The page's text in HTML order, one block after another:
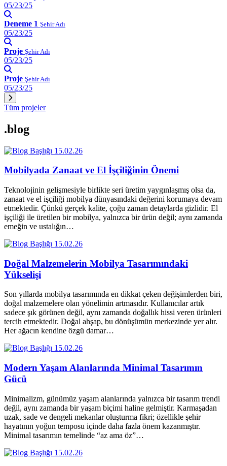
05/23/25
Deneme 1 Şehir Adı
05/23/25
Proje Şehir Adı
05/23/25
Proje Şehir Adı
05/23/25
Tüm projeler
.blog
15.02.26
Mobilyada Zanaat ve El İşçiliğinin Önemi
Teknolojinin gelişmesiyle birlikte seri üretim yaygınlaşmış olsa da,
zanaat ve el işçiliği mobilya dünyasındaki değerini korumaya devam
etmektedir. Çünkü gerçek kalite, çoğu zaman detaylarda gizlidir. El
işçiliği ile üretilen bir mobilya, yalnızca bir ürün değil; aynı zamanda
emeğin ve ustalığın…
15.02.26
Doğal Malzemelerin Mobilya Tasarımındaki
Yükselişi
Son yıllarda mobilya tasarımında en dikkat çeken değişimlerden biri,
doğal malzemelere olan yönelimin artmasıdır. Kullanıcılar artık
sadece şık görünen değil, aynı zamanda doğallık hissi veren ürünleri
tercih etmektedir. Doğal ahşap, bu dönüşümün merkezinde yer alır.
Her ağacın kendine özgü damar…
15.02.26
Modern Yaşam Alanlarında Minimal Tasarımın
Gücü
Minimalizm, günümüz yaşam alanlarında yalnızca bir tasarım trendi
değil, aynı zamanda bir yaşam biçimi haline gelmiştir. Karmaşadan
uzak, sade ve dengeli mekanlar oluşturma fikri; özellikle şehir
hayatının yoğun temposu içinde daha fazla önem kazanmıştır.
Minimal tasarımın temelinde “az ama öz”…
15.02.26